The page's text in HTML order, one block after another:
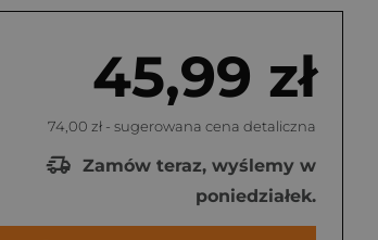
45,99 zł
74,00 zł - sugerowana cena detaliczna
Zamów teraz, wyślemy w
poniedziałek.